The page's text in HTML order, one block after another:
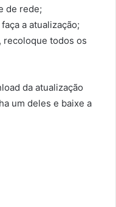
de rede;
a atualização;
recoloque todos os
da atualização
um deles e baixe a